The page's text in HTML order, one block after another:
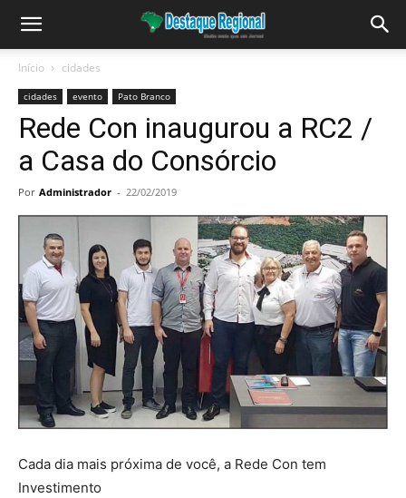
Início cidades
cidades evento Pato Branco
Rede Con inaugurou a RC2 /
a Casa do Consórcio
Por Administrador - 22/02/2019
Cada dia mais próxima de você, a Rede Con tem
Investimento